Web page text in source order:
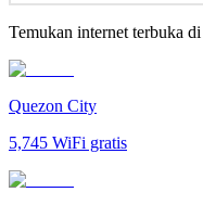
Temukan internet terbuka di
Quezon City
5,745 WiFi gratis